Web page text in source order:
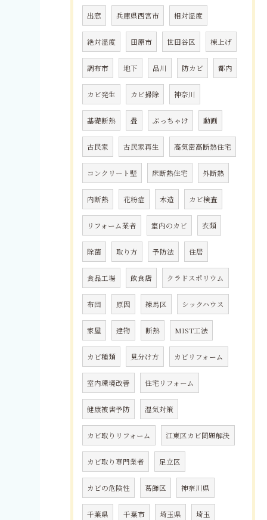
出窓 兵庫県西宮市 相対湿度
絶対湿度 田原市 世田谷区 棟上げ
調布市 地下 品川 防カビ 都内
カビ発生 カビ掃除 神奈川
基礎断熱 畳 ぶっちゃけ 動画
古民家 古民家再生 高気密高断熱住宅
コンクリート壁 床断熱住宅 外断熱
内断熱 花粉症 木造 カビ検査
リフォーム業者 室内のカビ 衣類
除菌 取り方 予防法 住居
食品工場 飲食店 クラドスポリウム
布団 原因 練馬区 シックハウス
家屋 建物 断熱 MIST工法
カビ種類 見分け方 カビリフォーム
室内環境改善 住宅リフォーム
健康被害予防 湿気対策
カビ取りリフォーム 江東区カビ問題解決
カビ取り専門業者 足立区
カビの危険性 葛飾区 神奈川県
千葉県 千葉市 埼玉県 埼玉